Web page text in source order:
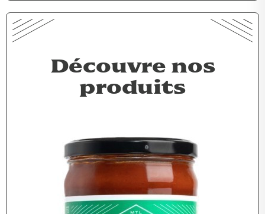
Découvre nos
produits